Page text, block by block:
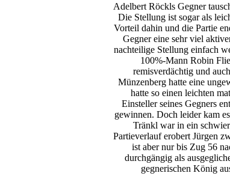
Adelbert Röckls Gegner
Die Stellung ist sogar als
Vorteil dahin und die Partie
Gegner eine sehr viel
nachteilige Stellung einfach
100%-Mann Robin
remisverdächtig und
Münzenberg hatte eine
hatte so einen leichten
Einsteller seines Gegners
gewinnen. Doch leider kam
Tränkl war in ein
Partieverlauf erobert Jürgen
ist aber nur bis Zug 56
durchgängig als
gegnerischen König